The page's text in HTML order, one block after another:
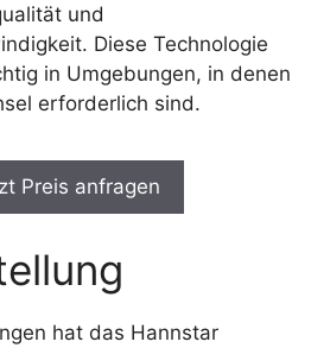
und
Diese Technologie
in Umgebungen, in denen
erforderlich sind.
Preis anfragen
hat das Hannstar